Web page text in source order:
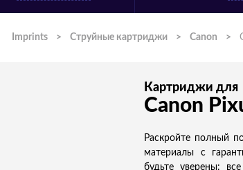
Imprints > Струйные картриджи > Canon >
Картриджи для
Canon
Раскройте полный
материалы с
будьте уверены: